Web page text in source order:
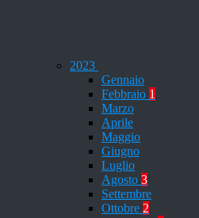
2023
Gennaio
Febbraio 1
Marzo
Aprile
Maggio
Giugno
Luglio
Agosto 3
Settembre
Ottobre 2